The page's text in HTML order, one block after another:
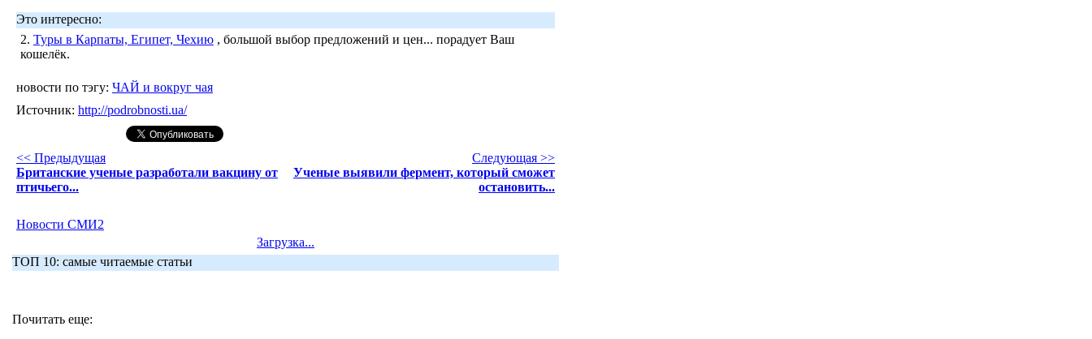
Это интересно:
2. Туры в Карпаты, Египет, Чехию , большой выбор предложений и цен... порадует Ваш
кошелёк.
новости по тэгу: ЧАЙ и вокруг чая
Источник: http://podrobnosti.ua/
<< Предыдущая
Британские ученые разработали вакцину от
птичьего...
Следующая >>
Ученые выявили фермент, который сможет
остановить...
Новости СМИ2
Загрузка...
ТОП 10: самые читаемые статьи
Почитать еще: